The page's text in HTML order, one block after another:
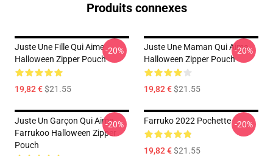
Produits connexes
Juste Une Fille Qui Aime
Halloween Zipper Pouch
19,82 €$21.55
-20%
Juste Une Maman Qui Aime
Halloween Zipper Pouch
19,82 €$21.55
-20%
Juste Un Garçon Qui Aime
Farrukoo Halloween Zipper
Pouch
-20% Farruko 2022 Pochette
19,82 €$21.55
-20%